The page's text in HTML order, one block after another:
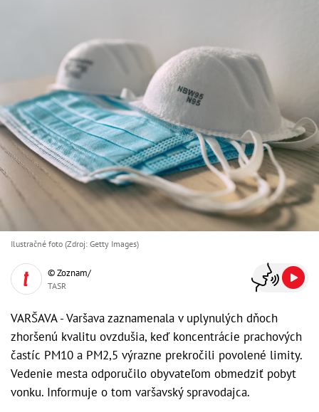
Ilustračné foto (Zdroj: Getty Images)
© Zoznam/
TASR
VARŠAVA - Varšava zaznamenala v uplynulých dňoch
zhoršenú kvalitu ovzdušia, keď koncentrácie prachových
častíc PM10 a PM2,5 výrazne prekročili povolené limity.
Vedenie mesta odporučilo obyvateľom obmedziť pobyt
vonku. Informuje o tom varšavský spravodajca.